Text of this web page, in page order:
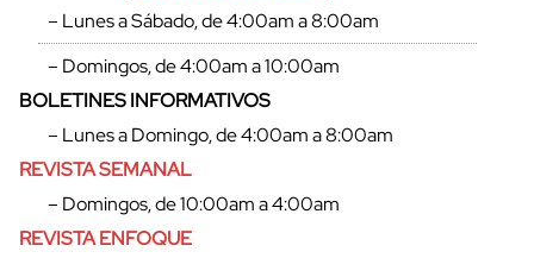
– Lunes a Sábado, de 4:00am a 8:00am
– Domingos, de 4:00am a 10:00am
BOLETINES INFORMATIVOS
– Lunes a Domingo, de 4:00am a 8:00am
REVISTA SEMANAL
– Domingos, de 10:00am a 4:00am
REVISTA ENFOQUE